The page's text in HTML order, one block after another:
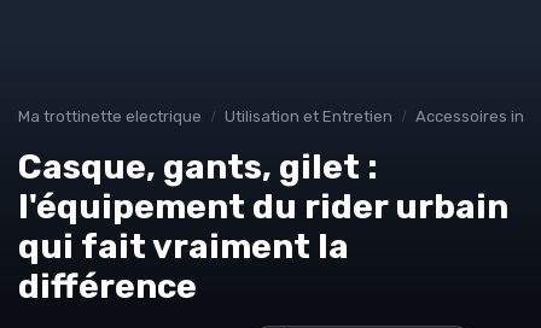
Ma trottinette electrique Utilisation et Entretien Accessoires
Casque, gants, gilet :
l'équipement du rider urbain
qui fait vraiment la
différence